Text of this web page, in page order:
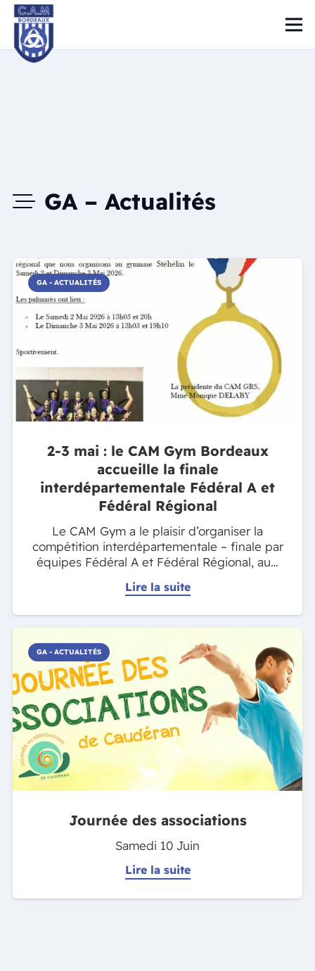
GA – Actualités
GA - ACTUALITÉS
2-3 mai : le CAM Gym Bordeaux
accueille la finale
interdépartementale Fédéral A et
Fédéral Régional
Le CAM Gym a le plaisir d’organiser la
compétition interdépartementale – finale par
équipes Fédéral A et Fédéral Régional, au…
Lire la suite
GA - ACTUALITÉS
Journée des associations
Samedi 10 Juin
Lire la suite